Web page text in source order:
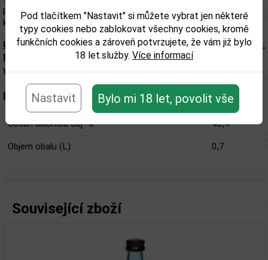
Pod tlačítkem "Nastavit" si můžete vybrat jen některé
typy cookies nebo zablokovat všechny cookies, kromě
funkčních cookies a zároveň potvrzujete, že vám již bylo
18 let.služby. Více informací
Nastavit Bylo mi 18 let, povolit vše
prostor. Odvážnější si jej oblíbí i v koktejlu Negroni, kde dodává
kompozici nový rozměr.
Upozorňujeme, že tento produkt může obsahovat alergeny.
Přesné složení a alergeny jsou k dispozici na obalu
výrobku. Zkontrolujte prosím před konzumací.
Parametry:
Obsah alkoholu obj. %: 43,4
Objem obalu (L): 0,7
Související zboží